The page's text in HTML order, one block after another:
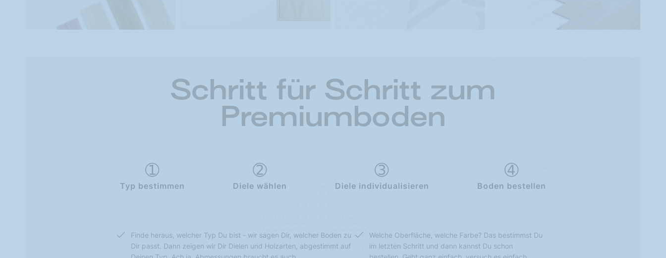
Schritt für Schritt zum
Premiumboden
Typ bestimmen Diele wählen Diele individualisieren Boden bestellen
Finde heraus, welcher Typ Du bist - wir sagen Dir, welcher Boden zu
Dir passt. Dann zeigen wir Dir Dielen und Holzarten, abgestimmt auf
Welche Oberfläche, welche Farbe? Das bestimmst Du
im letzten Schritt und dann kannst Du schon